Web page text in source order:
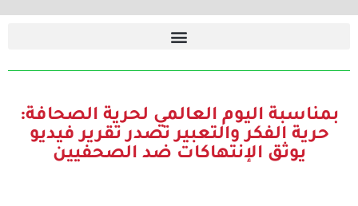
بمناسبة اليوم العالمي لحرية الصحافة:
حرية الفكر والتعبير تصدر تقرير فيديو
يوثق الإنتهاكات ضد الصحفيين